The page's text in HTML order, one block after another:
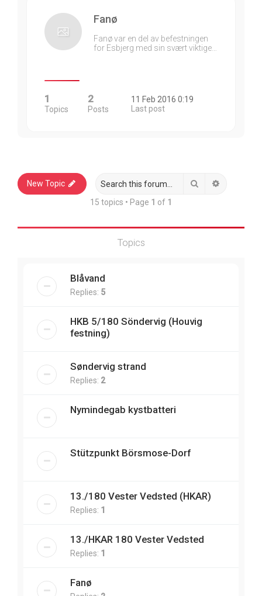
Fanø
Fanø var en del av befestningen
for Esbjerg med sin svært viktige…
1
Topics
2
Posts
11 Feb 2016 0:19
Last post
New Topic Search
15 topics • Page 1 of 1
Topics
Blåvand
Replies: 5
HKB 5/180 Söndervig (Houvig
festning)
Søndervig strand
Replies: 2
Nymindegab kystbatteri
Stützpunkt Börsmose-Dorf
13./180 Vester Vedsted (HKAR)
Replies: 1
13./HKAR 180 Vester Vedsted
Replies: 1
Fanø